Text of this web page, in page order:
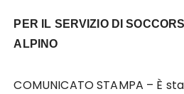
PER IL SERVIZIO DI
ALPINO
COMUNICATO STAMPA – È